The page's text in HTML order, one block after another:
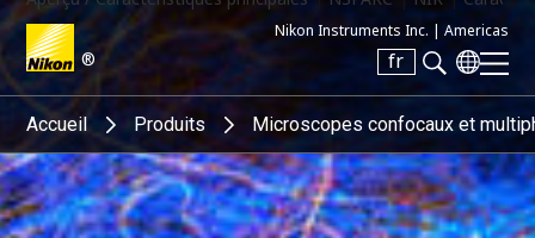
®
Nikon Instruments Inc. | Americas
fr
Search keyword(s)
Accueil Produits Microscopes confocaux et